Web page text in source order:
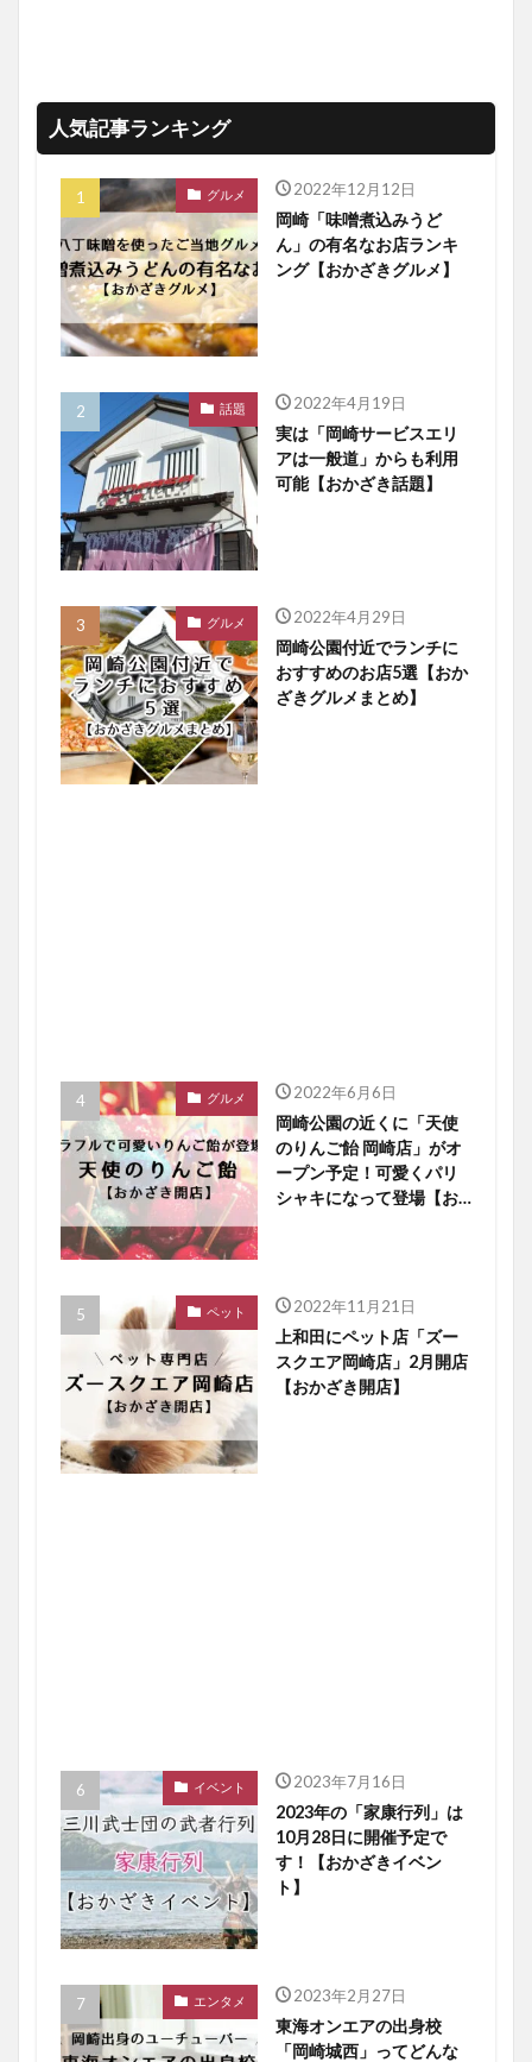
人気記事ランキング
グルメ 2022年12月12日
岡崎「味噌煮込みうど
ん」の有名なお店ランキ
ング【おかざきグルメ】
話題 2022年4月19日
実は「岡崎サービスエリ
アは一般道」からも利用
可能【おかざき話題】
グルメ 2022年4月29日
岡崎公園付近でランチに
おすすめのお店5選【おか
ざきグルメまとめ】
グルメ 2022年6月6日
岡崎公園の近くに「天使
のりんご飴 岡崎店」がオ
ープン予定！可愛くパリ
シャキになって登場【お
ペット 2022年11月21日
上和田にペット店「ズー
スクエア岡崎店」2月開店
【おかざき開店】
イベント 2023年7月16日
2023年の「家康行列」は
10月28日に開催予定で
す！【おかざきイベン
ト】
エンタメ 2023年2月27日
東海オンエアの出身校
「岡崎城西」ってどんな